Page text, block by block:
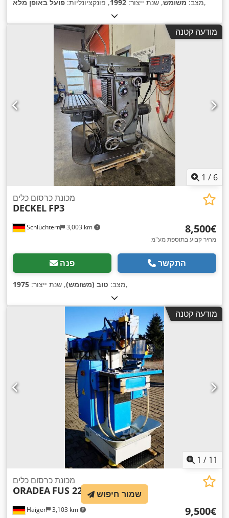
מצב: משומש, שנת ייצור: 1992, פונקציונליות: פועל באופן מלא ,
מודעה קטנה
1 / 6
Schlüchtern 3,003 km
מכונת כרסום כלים
DECKEL FP3
‏8,500 ‏€
מחיר קבוע בתוספת מע"מ
פנה התקשר
מצב: טוב (משומש), שנת ייצור: 1975 ,
מודעה קטנה
1 / 11
Haiger 3,103 km
מכונת כרסום כלים
ORADEA FUS 22
‏9,500 ‏€
שמור חיפוש